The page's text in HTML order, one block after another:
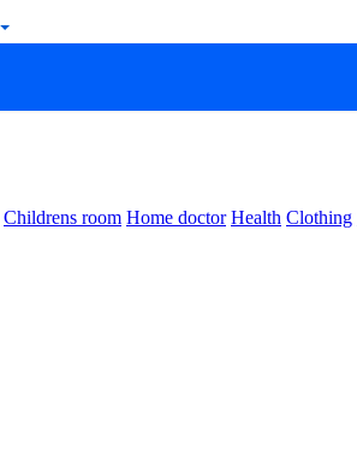
Childrens room Home doctor Health Clothing